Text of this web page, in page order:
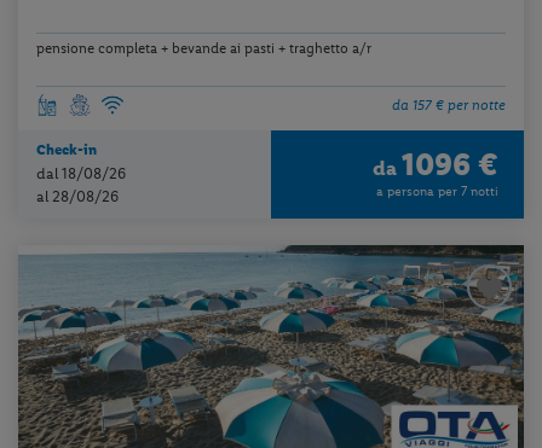
pensione completa + bevande ai pasti + traghetto a/r
da 157 € per notte
Check-in
dal 18/08/26
al 28/08/26
da 1096 €
a persona per 7 notti